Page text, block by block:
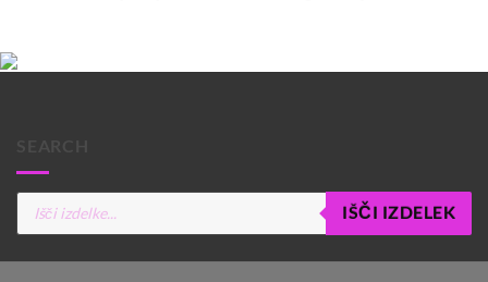
Products
search
IŠČI IZDELEK